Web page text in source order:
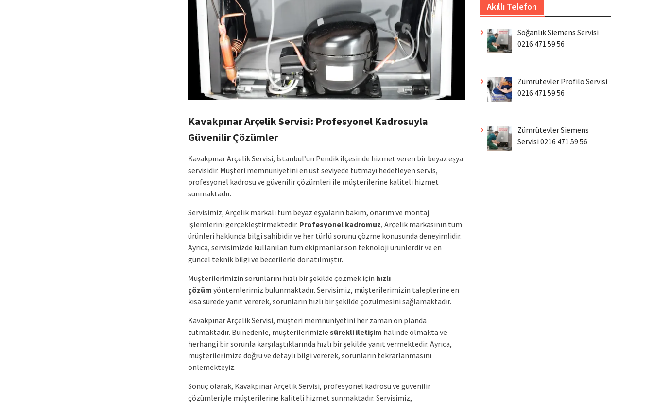
Kavakpınar Arçelik Servisi: Profesyonel Kadrosuyla
Güvenilir Çözümler
Kavakpınar Arçelik Servisi, İstanbul’un Pendik ilçesinde hizmet veren bir beyaz eşya
servisidir. Müşteri memnuniyetini en üst seviyede tutmayı hedefleyen servis,
profesyonel kadrosu ve güvenilir çözümleri ile müşterilerine kaliteli hizmet
sunmaktadır.
Servisimiz, Arçelik markalı tüm beyaz eşyaların bakım, onarım ve montaj
işlemlerini gerçekleştirmektedir. Profesyonel kadromuz, Arçelik markasının tüm
ürünleri hakkında bilgi sahibidir ve her türlü sorunu çözme konusunda deneyimlidir.
Ayrıca, servisimizde kullanılan tüm ekipmanlar son teknoloji ürünlerdir ve en
güncel teknik bilgi ve becerilerle donatılmıştır.
Müşterilerimizin sorunlarını hızlı bir şekilde çözmek için hızlı
çözüm yöntemlerimiz bulunmaktadır. Servisimiz, müşterilerimizin taleplerine en
kısa sürede yanıt vererek, sorunların hızlı bir şekilde çözülmesini sağlamaktadır.
Kavakpınar Arçelik Servisi, müşteri memnuniyetini her zaman ön planda
tutmaktadır. Bu nedenle, müşterilerimizle sürekli iletişim halinde olmakta ve
herhangi bir sorunla karşılaştıklarında hızlı bir şekilde yanıt vermektedir. Ayrıca,
müşterilerimize doğru ve detaylı bilgi vererek, sorunların tekrarlanmasını
önlemekteyiz.
Sonuç olarak, Kavakpınar Arçelik Servisi, profesyonel kadrosu ve güvenilir
çözümleriyle müşterilerine kaliteli hizmet sunmaktadır. Servisimiz,
Akıllı Telefon
Soğanlık Siemens Servisi
0216 471 59 56
Zümrütevler Profilo Servisi
0216 471 59 56
Zümrütevler Siemens
Servisi 0216 471 59 56